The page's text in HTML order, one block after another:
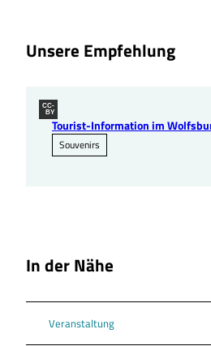
Unsere Empfehlung
CC-
BY
Tourist-Information im
Souvenirs
In der Nähe
Veranstaltung